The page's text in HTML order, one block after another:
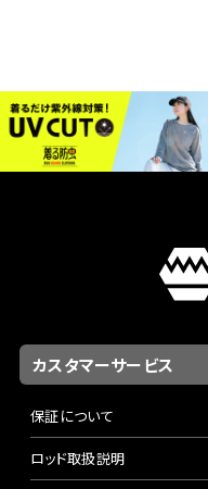
カスタマーサービス
保証について
ロッド取扱説明